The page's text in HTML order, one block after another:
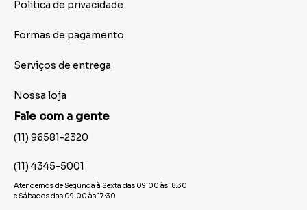
Politica de privacidade
Formas de pagamento
Serviços de entrega
Nossa loja
Fale com a gente
(11) 96581-2320
(11) 4345-5001
Atendemos de Segunda à Sexta das 09:00 às 18:30
e Sábados das 09:00 às 17:30